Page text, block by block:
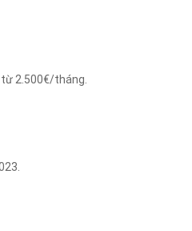
2.500€/tháng.